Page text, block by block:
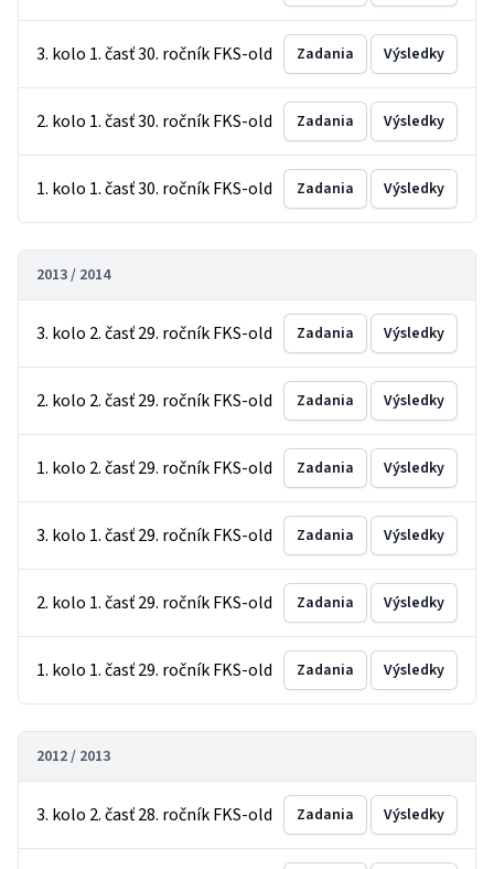
3. kolo 1. časť 30. ročník FKS-old Zadania Výsledky
2. kolo 1. časť 30. ročník FKS-old Zadania Výsledky
1. kolo 1. časť 30. ročník FKS-old Zadania Výsledky
2013 / 2014
3. kolo 2. časť 29. ročník FKS-old Zadania Výsledky
2. kolo 2. časť 29. ročník FKS-old Zadania Výsledky
1. kolo 2. časť 29. ročník FKS-old Zadania Výsledky
3. kolo 1. časť 29. ročník FKS-old Zadania Výsledky
2. kolo 1. časť 29. ročník FKS-old Zadania Výsledky
1. kolo 1. časť 29. ročník FKS-old Zadania Výsledky
2012 / 2013
3. kolo 2. časť 28. ročník FKS-old Zadania Výsledky